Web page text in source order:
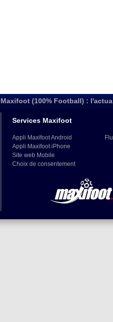
Maxifoot (100% Football) :
Services Maxifoot
Appli Maxifoot Android
Appli Maxifoot iPhone
Site web Mobile
Choix de consentement